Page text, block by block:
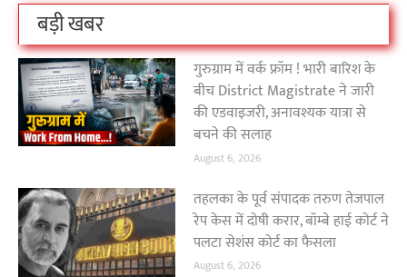
बड़ी खबर
गुरुग्राम में वर्क फ्रॉम ! भारी बारिश के
बीच District Magistrate ने जारी
की एडवाइजरी, अनावश्यक यात्रा से
बचने की सलाह
August 6, 2026
तहलका के पूर्व संपादक तरुण तेजपाल
रेप केस में दोषी करार, बॉम्बे हाई कोर्ट ने
पलटा सेशंस कोर्ट का फैसला
August 6, 2026